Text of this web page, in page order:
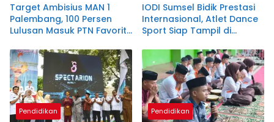
Target Ambisius MAN 1
Palembang, 100 Persen
Lulusan Masuk PTN Favorit
Mancanegara
IODI Sumsel Bidik Prestasi
Internasional, Atlet Dance
Sport Siap Tampil di
Pendidikan Pendidikan